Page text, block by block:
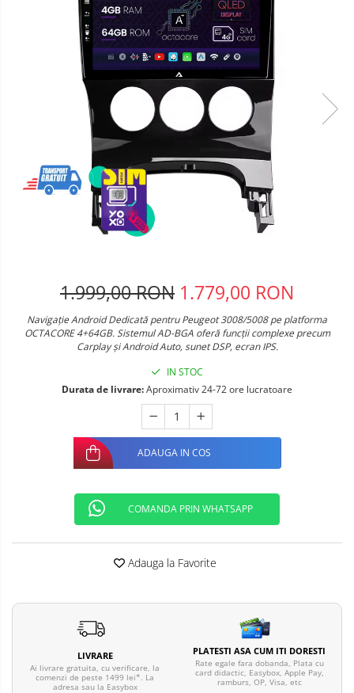
Telefoane mobile Ulefone
Telefoane mobile Unihertz
Telefoane mobile Cubot
Telefoane mobile Blackview
Telefoane mobile OSCAL
Telefoane mobile Fossibot
Telefoane mobile Lagenio
Telefoane mobile Samsung
Telefoane mobile iSEN
Telefoane mobile F150
Telefoane mobile HUAWEI
Telefoane mobile AGM
Telefoane mobile Realme
Telefoane mobile ZTE Nubia
Telefoane mobile ALTE BRANDURI
1.999,00 RON 1.779,00 RON
Navigație Android Dedicată pentru Peugeot 3008/5008 pe platforma
OCTACORE 4+64GB. Sistemul AD-BGA oferă funcții complexe precum
Carplay și Android Auto, sunet DSP, ecran IPS.
IN STOC
Durata de livrare:Aproximativ 24-72 ore lucratoare
ADAUGA IN COS
COMANDA PRIN WHATSAPP
Adauga la Favorite
LIVRARE
Ai livrare gratuita, cu verificare, la
comenzi de peste 1499 lei*. La
adresa sau la Easybox
PLATESTI ASA CUM ITI DORESTI
Rate egale fara dobanda, Plata cu
card didactic, Easybox, Apple Pay,
ramburs, OP, Visa, etc